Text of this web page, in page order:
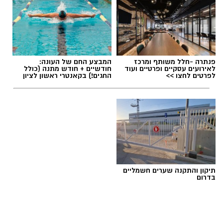
תגים:חביתת ירק
פנתרה -חלל משותף ומרכז
לאירועים עסקיים ופרטיים ועוד
לפרטים לחצו >>
המבצע החם של העונה:
חודשיים + חודש מתנה (כולל
החגים!) בקאנטרי ראשון לציון
תיקון והתקנה שערים חשמליים
בדרום